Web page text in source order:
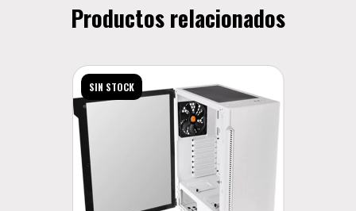
Productos relacionados
SIN STOCK